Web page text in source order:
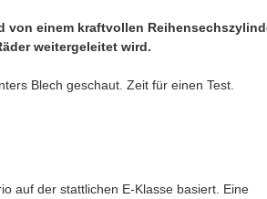
von einem kraftvollen
weitergeleitet wird.
Blech geschaut. Zeit für einen Test.
auf der stattlichen E-Klasse basiert. Eine